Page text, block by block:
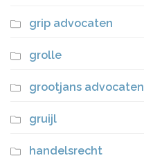
grip advocaten
grolle
grootjans advocaten
gruijl
handelsrecht